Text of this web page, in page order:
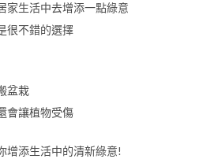
家生活中去增添一點綠意
很不錯的選擇
盆栽
會讓植物受傷
增添生活中的清新綠意!